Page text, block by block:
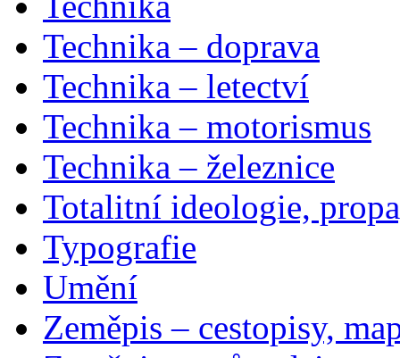
Technika – doprava
Technika – letectví
Technika – motorismus
Technika – železnice
Totalitní ideologie,
Typografie
Umění
Zeměpis – cestopisy,